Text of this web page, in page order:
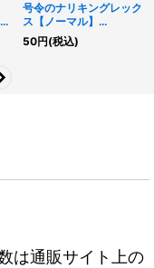
号令のナリキングレック
ス【ノーマル】
{RD/KP22-JP010}
《RDモンスター》
50円(税込)
は通販サイト上の